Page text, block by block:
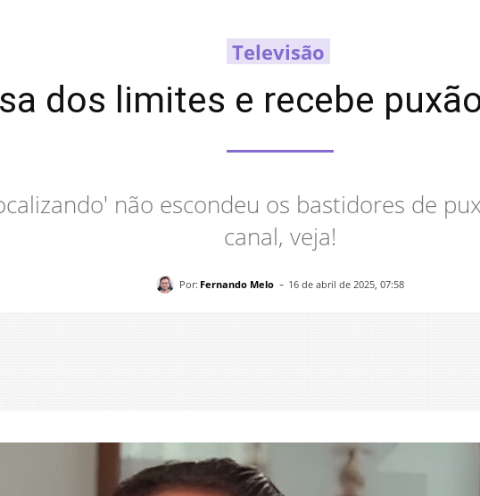
Televisão
dos limites e recebe
não escondeu os bastidores de
canal, veja!
Por: Fernando Melo - 16 de abril de 2025, 07:58